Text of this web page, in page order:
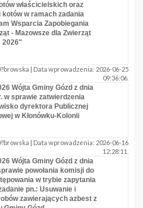
właścicielskich oraz
w ramach zadania
Wsparcia Zapobiegania
- Mazowsze dla Zwierząt
2026"
| Data wprowadzenia: 2026-06-25
09:36:06.
Wójta Gminy Gózd z dnia
w sprawie zatwierdzenia
dyrektora Publicznej
w Kłonówku-Kolonii
| Data wprowadzenia: 2026-06-16
12:28:11.
Wójta Gminy Gózd z dnia
powołania komisji do
w trybie zapytania
pn.: Usuwanie i
zawierających azbest z